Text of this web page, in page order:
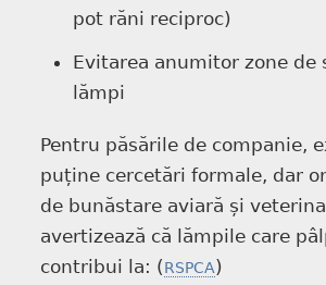
pot răni reciproc)
Evitarea anumitor zone de
lămpi
Pentru păsările de companie,
puține cercetări formale, dar
de bunăstare aviară și
avertizează că lămpile care
contribui la: (RSPCA)